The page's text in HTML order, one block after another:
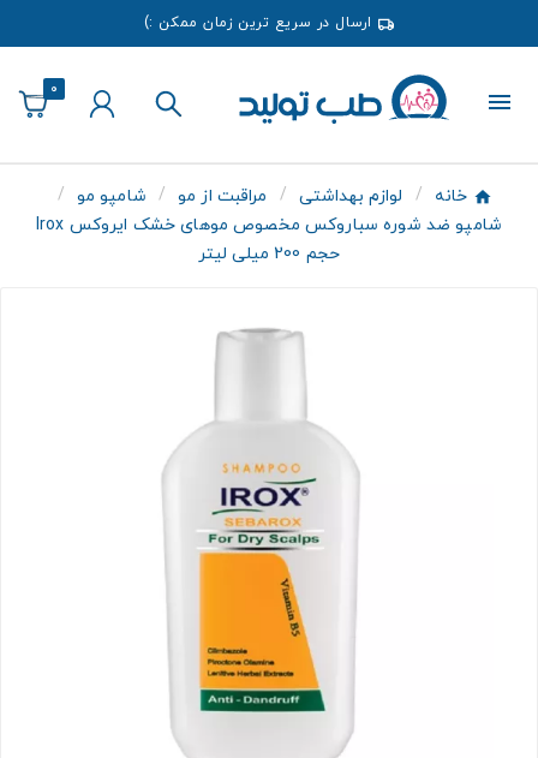
ارسال در سریع ترین زمان ممکن :)
0
خانه لوازم بهداشتی مراقبت از مو
شامپو مو
شامپو ضد شوره سباروکس مخصوص موهای خشک ایروکس Irox
حجم 200 میلی لیتر